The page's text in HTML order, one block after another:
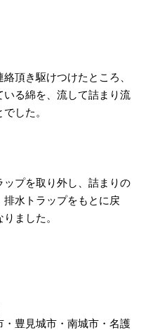
頂き駆けつけたところ、
る綿を、流して詰まり流
した。
プを取り外し、詰まりの
水トラップをもとに戻
ました。
豊見城市・南城市・名護